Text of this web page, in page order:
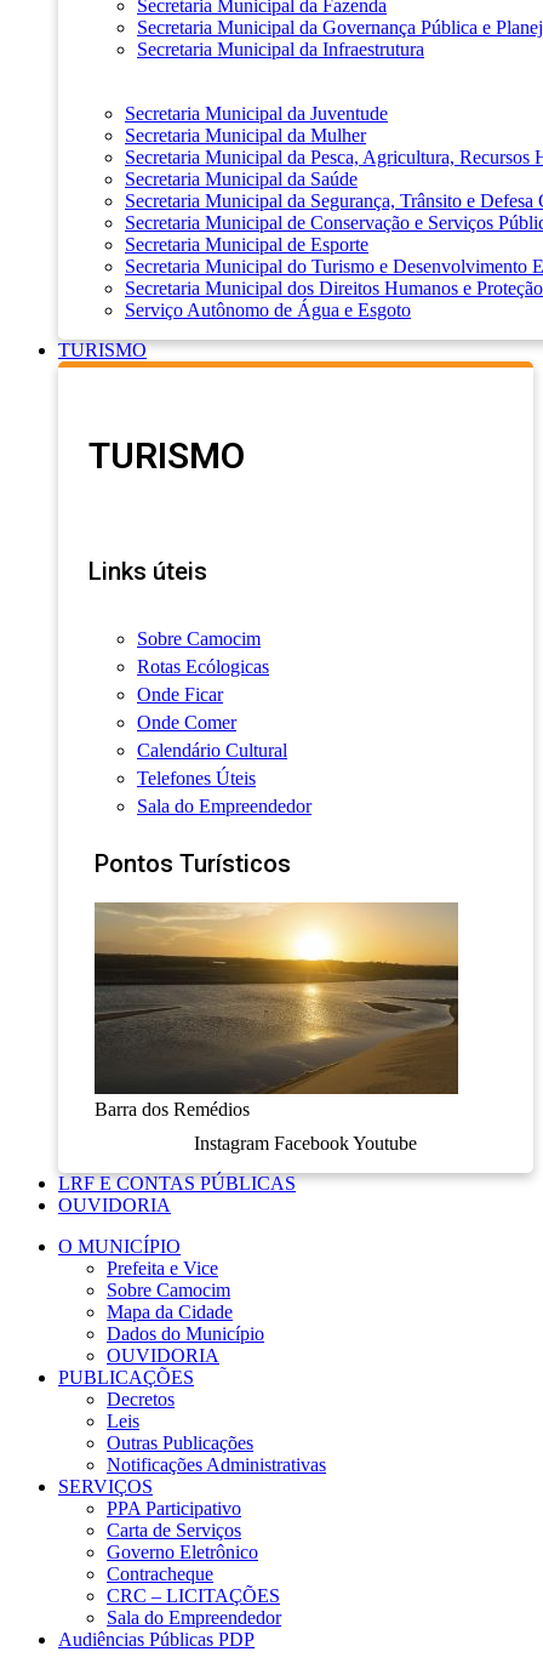
Secretaria Municipal da Fazenda
Secretaria Municipal da Governança Pública e
Secretaria Municipal da Infraestrutura
Secretaria Municipal da Juventude
Secretaria Municipal da Mulher
Secretaria Municipal da Pesca, Agricultura, Recursos
Secretaria Municipal da Saúde
Secretaria Municipal da Segurança, Trânsito e Defesa
Secretaria Municipal de Conservação e Serviços
Secretaria Municipal de Esporte
Secretaria Municipal do Turismo e Desenvolvimento
Secretaria Municipal dos Direitos Humanos e
Serviço Autônomo de Água e Esgoto
TURISMO
TURISMO
Links úteis
Sobre Camocim
Rotas Ecólogicas
Onde Ficar
Onde Comer
Calendário Cultural
Telefones Úteis
Sala do Empreendedor
Pontos Turísticos
Barra dos Remédios
Instagram Facebook Youtube
LRF E CONTAS PÚBLICAS
OUVIDORIA
O MUNICÍPIO
Prefeita e Vice
Sobre Camocim
Mapa da Cidade
Dados do Município
OUVIDORIA
PUBLICAÇÕES
Decretos
Leis
Outras Publicações
Notificações Administrativas
SERVIÇOS
PPA Participativo
Carta de Serviços
Governo Eletrônico
Contracheque
CRC – LICITAÇÕES
Sala do Empreendedor
Audiências Públicas PDP